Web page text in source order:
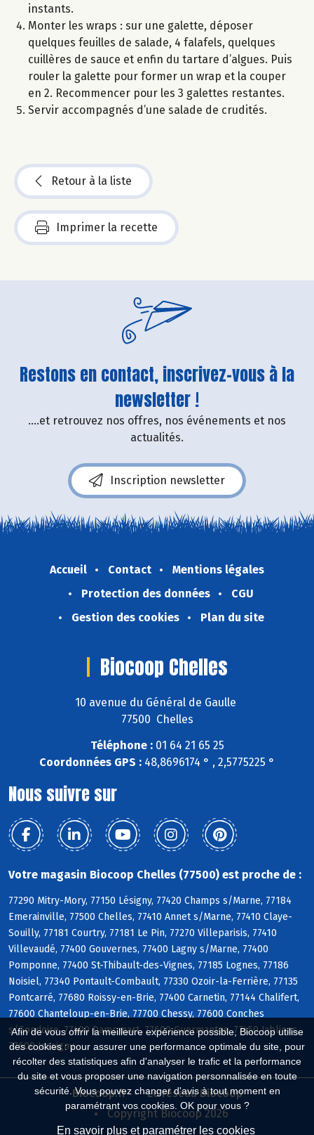
Afin de vous offrir la meilleure expérience possible, Biocoop utilise
des cookies : pour assurer une performance optimale du site, pour
récolter des statistiques afin d'analyser le trafic et la performance
du site et vous proposer une navigation personnalisée en toute
sécurité. Vous pouvez changer d'avis à tout moment en
paramétrant vos cookies. OK pour vous ?
En savoir plus et paramétrer les cookies
instants.
Monter les wraps : sur une galette, déposer
quelques feuilles de salade, 4 falafels, quelques
cuillères de sauce et enfin du tartare d’algues. Puis
rouler la galette pour former un wrap et la couper
en 2. Recommencer pour les 3 galettes restantes.
Servir accompagnés d’une salade de crudités.
Retour à la liste
Imprimer la recette
Restons en contact, inscrivez-vous à la
newsletter !
....et retrouvez nos offres, nos événements et nos
actualités.
Inscription newsletter
Accueil Contact
Mentions légales
Protection des données
CGU
Gestion des cookies
Plan du site
Biocoop Chelles
10 avenue du Général de Gaulle
77500 Chelles
Téléphone :01 64 21 65 25
Coordonnées GPS : 48,8696174 ° , 2,5775225 °
Nous suivre sur
Votre magasin Biocoop Chelles (77500) est proche de :
77290 Mitry-Mory, 77150 Lésigny, 77420 Champs s/Marne, 77184
Emerainville, 77500 Chelles, 77410 Annet s/Marne, 77410 Claye-
Souilly, 77181 Courtry, 77181 Le Pin, 77270 Villeparisis, 77410
Villevaudé, 77400 Gouvernes, 77400 Lagny s/Marne, 77400
Pomponne, 77400 St-Thibault-des-Vignes, 77185 Lognes, 77186
Noisiel, 77340 Pontault-Combault, 77330 Ozoir-la-Ferrière, 77135
Pontcarré, 77680 Roissy-en-Brie, 77400 Carnetin, 77144 Chalifert,
77600 Chanteloup-en-Brie, 77700 Chessy, 77600 Conches
s/Gondoire, 77400 Dampmart, 77600 Guermantes, 77450 Jablines,
77600 Jossigny
Biocoop.fr
Le réseau Biocoop
Copyright Biocoop 2026